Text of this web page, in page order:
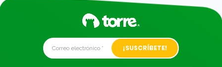
Alternative: